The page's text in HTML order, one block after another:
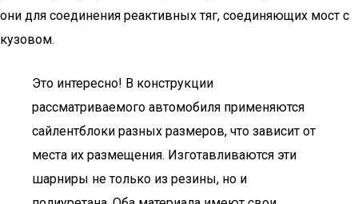
они для соединения реактивных тяг, соединяющих мост с
кузовом.
Это интересно! В конструкции
рассматриваемого автомобиля применяются
сайлентблоки разных размеров, что зависит от
места их размещения. Изготавливаются эти
шарниры не только из резины, но и